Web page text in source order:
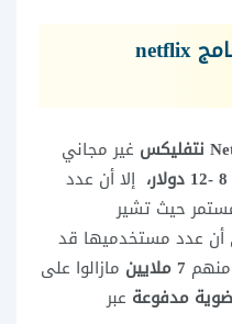
برنامج netflix
نتفليكس غير مجاني
8 -12 دولار،
إلا أن عدد
حيث تشير
أن عدد مستخدميها قد
منهم
مازالوا على
مدفوعة عبر